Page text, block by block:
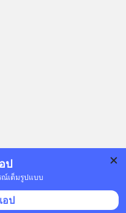
ป
ณ์เต็มรูปแบบ
อป